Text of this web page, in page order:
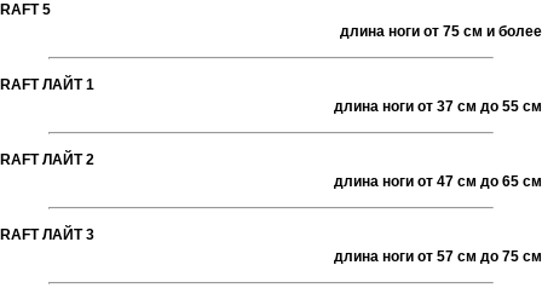
RAFT 5
длина ноги от 75 см и более
RAFT ЛАЙТ 1
длина ноги от 37 см до 55 см
RAFT ЛАЙТ 2
длина ноги от 47 см до 65 см
RAFT ЛАЙТ 3
длина ноги от 57 см до 75 см